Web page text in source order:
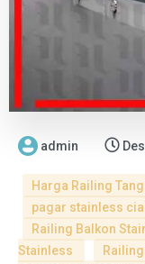
admin
Harga Railing
pagar stainless
Railing Balkon
Stainless